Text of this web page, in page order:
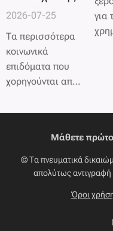
2026-07-25
Τα περισσότερα
κοινωνικά
επιδόματα που
χορηγούνται από
Δημόσιο
από τη νομοθεσία
και δεν μπορούν
να κατασχεθούν
για
Μάθετε
© Τα πνευματικά
απολύτως
Όροι